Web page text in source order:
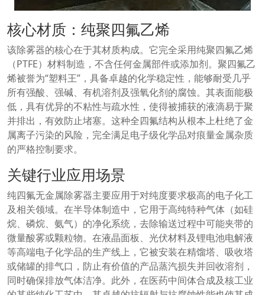
核心材质：纯聚四氟乙烯
该除雾器的核心在于其材质构成。它完全采用纯聚四氟乙烯
（PTFE）材料制造，不含任何金属部件或添加剂。聚四氟乙
烯被誉为“塑料王”，具备卓越的化学稳定性，能够耐受几乎
所有强酸、强碱、有机溶剂及强氧化剂的腐蚀。其表面能极
低，具有优异的不粘性与疏水性，使得被捕获的液滴易于聚
并排出，有效防止堵塞。这种全四氟结构从根本上杜绝了金
属离子污染的风险，完全满足电子级化学品对痕量金属杂质
的严格控制要求。
关键行业应用场景
纯四氟无金属除雾器主要应用于对纯度要求极高的电子化工
及相关领域。在半导体制造中，它用于高纯特种气体（如硅
烷、磷烷、氨气）的净化系统，去除输送过程中可能夹带的
微量酸雾或颗粒物。在液晶面板、光伏材料及锂电池电解液
等高端电子化学品的生产线上，它被安装在精馏塔、吸收塔
或储罐的排气口，防止有价值的产品蒸汽损失并回收溶剂，
同时确保排放气体洁净。此外，在医药中间体合成及核工业